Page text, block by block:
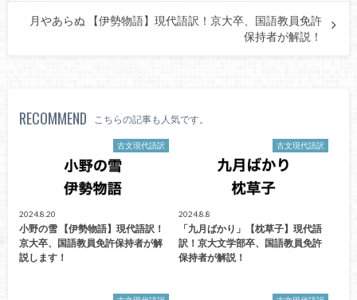
月やあらぬ 【伊勢物語】現代語訳！京大卒、国語教員免許
保持者が解説！
RECOMMEND こちらの記事も人気です。
古文現代語訳
2024.8.20
小野の雪 【伊勢物語】現代語訳！
京大卒、国語教員免許保持者が解
説します！
古文現代語訳
2024.8.8
「九月ばかり」【枕草子】現代語
訳！京大文学部卒、国語教員免許
保持者が解説！